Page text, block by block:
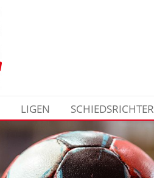
LIGEN SCHIEDSRICHTER